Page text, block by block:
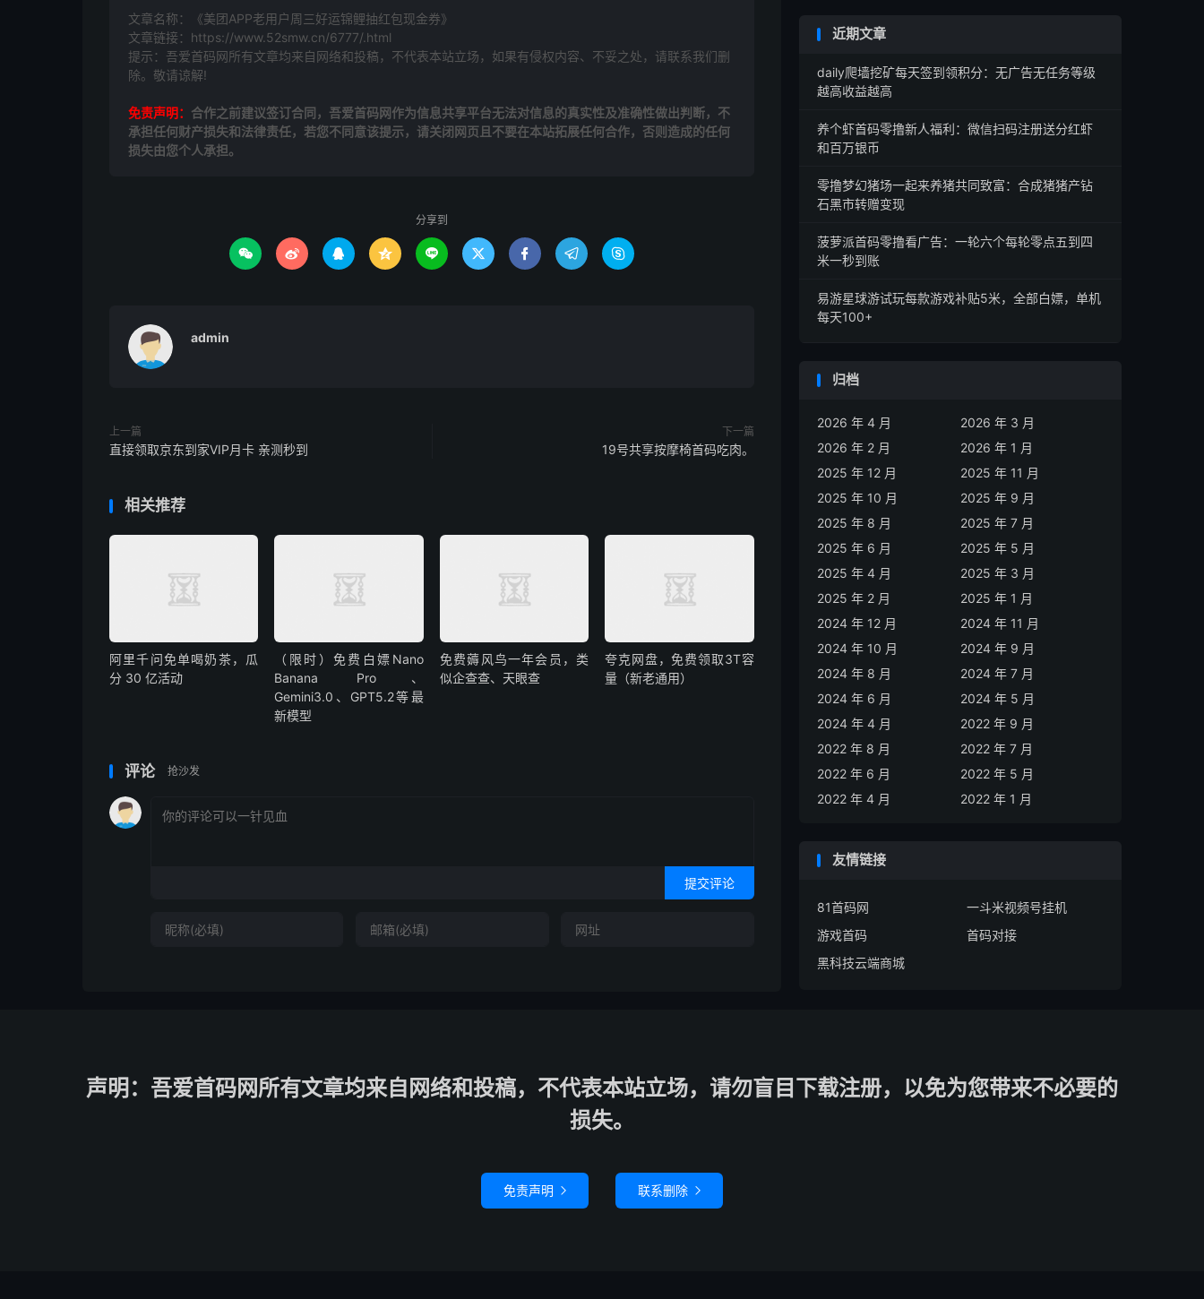
文章名称：《美团APP老用户周三好运锦鲤抽红包现金券》
文章链接： https://www.52smw.cn/6777/.html
提示：吾爱首码网所有文章均来自网络和投稿，不代表本站立场，如果有侵权内容、不妥之处，请联系我们删
除。敬请谅解!
免责声明： 合作之前建议签订合同，吾爱首码网作为信息共享平台无法对信息的真实性及准确性做出判断，不
承担任何财产损失和法律责任，若您不同意该提示，请关闭网页且不要在本站拓展任何合作，否则造成的任何
损失由您个人承担。
分享到
        
admin
上一篇
直接领取京东到家VIP月卡 亲测秒到
下一篇
19号共享按摩椅首码吃肉。
相关推荐
阿里千问免单喝奶茶，瓜
分 30 亿活动
（限时）免费白嫖Nano
Banana Pro、
Gemini3.0、GPT5.2等最
新模型
免费薅风鸟一年会员，类
似企查查、天眼查
夸克网盘，免费领取3T容
量（新老通用）
评论 抢沙发
提交评论
近期文章
daily爬墙挖矿每天签到领积分：无广告无任务等级
越高收益越高
养个虾首码零撸新人福利：微信扫码注册送分红虾
和百万银币
零撸梦幻猪场一起来养猪共同致富：合成猪猪产钻
石黑市转赠变现
菠萝派首码零撸看广告：一轮六个每轮零点五到四
米一秒到账
易游星球游试玩每款游戏补贴5米，全部白嫖，单机
每天100+
归档
2026 年 4 月
2026 年 3 月
2026 年 2 月
2026 年 1 月
2025 年 12 月
2025 年 11 月
2025 年 10 月
2025 年 9 月
2025 年 8 月
2025 年 7 月
2025 年 6 月
2025 年 5 月
2025 年 4 月
2025 年 3 月
2025 年 2 月
2025 年 1 月
2024 年 12 月
2024 年 11 月
2024 年 10 月
2024 年 9 月
2024 年 8 月
2024 年 7 月
2024 年 6 月
2024 年 5 月
2024 年 4 月
2022 年 9 月
2022 年 8 月
2022 年 7 月
2022 年 6 月
2022 年 5 月
2022 年 4 月
2022 年 1 月
友情链接
81首码网
一斗米视频号挂机
游戏首码
首码对接
黑科技云端商城
声明：吾爱首码网所有文章均来自网络和投稿，不代表本站立场，请勿盲目下载注册，以免为您带来不必要的
损失。
免责声明  联系删除 